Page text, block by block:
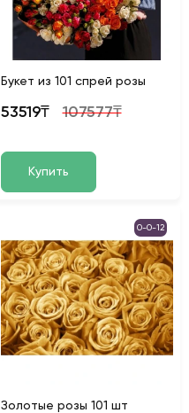
Букет из 101 спрей розы
53519₸ 107577₸
Купить
0-0-12
Золотые розы 101 шт